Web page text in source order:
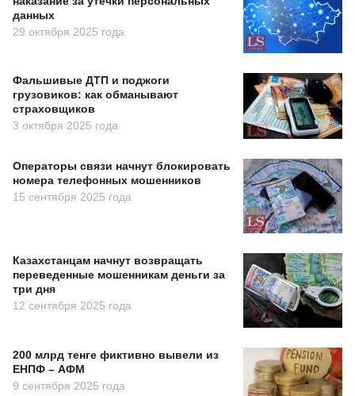
данных
29 октября 2025 года
Фальшивые ДТП и поджоги
грузовиков: как обманывают
страховщиков
3 октября 2025 года
Операторы связи начнут блокировать
номера телефонных мошенников
15 сентября 2025 года
Казахстанцам начнут возвращать
переведенные мошенникам деньги за
три дня
12 сентября 2025 года
200 млрд тенге фиктивно вывели из
ЕНПФ – АФМ
9 сентября 2025 года